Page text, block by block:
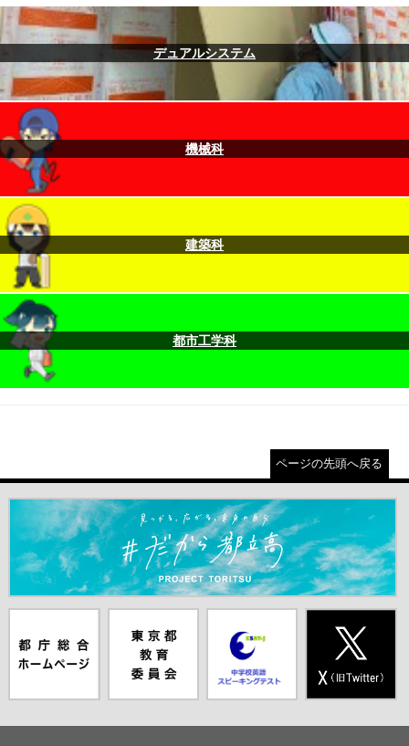
デュアルシステム
機械科
建築科
都市工学科
ページの先頭へ戻る
＃だから都立高（別ウインドウが開きます）
ムページ（別
ウインドウが
員会（別ウイ
ンドウが開き
ピーキングテ
スト（別ウイ
ンドウが開き
（別ウインド
ウが開きま
す）